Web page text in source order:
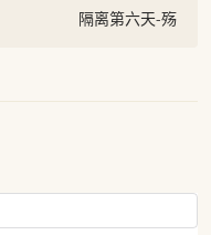
隔离第六天-殇